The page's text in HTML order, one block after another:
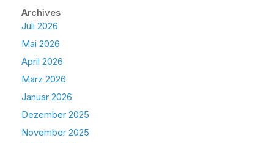
Archives
Juli 2026
Mai 2026
April 2026
März 2026
Januar 2026
Dezember 2025
November 2025